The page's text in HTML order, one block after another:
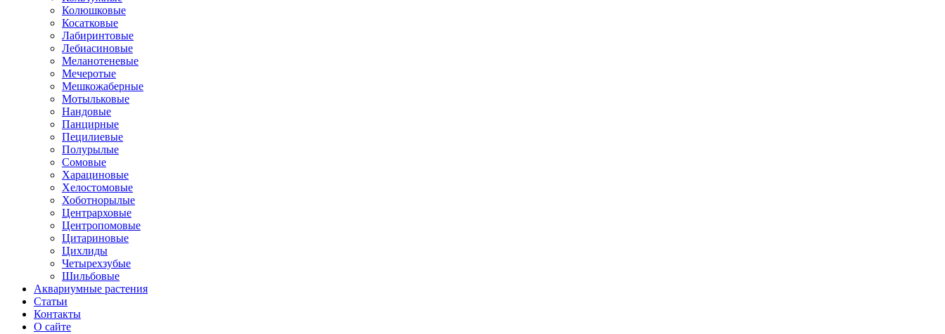
Колюшковые
Косатковые
Лабиринтовые
Лебиасиновые
Меланотеневые
Мечеротые
Мешкожаберные
Мотыльковые
Нандовые
Панцирные
Пецилиевые
Полурылые
Сомовые
Харациновые
Хелостомовые
Хоботнорылые
Центрарховые
Центропомовые
Цитариновые
Цихлиды
Четырехзубые
Шильбовые
Аквариумные растения
Статьи
Контакты
О сайте